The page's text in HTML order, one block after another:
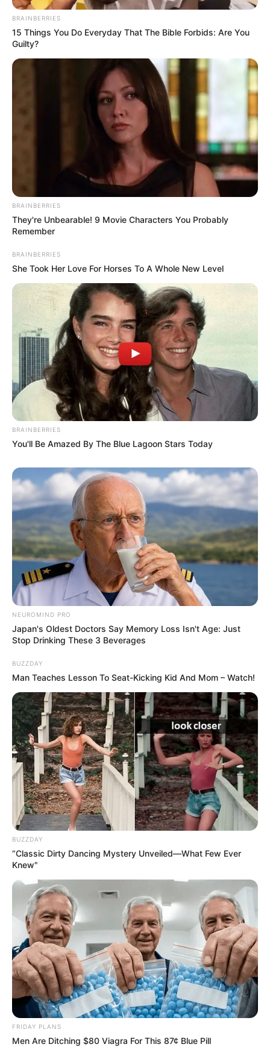
BRAINBERRIES
15 Things You Do Everyday That The Bible Forbids: Are You
Guilty?
BRAINBERRIES
They're Unbearable! 9 Movie Characters You Probably
Remember
BRAINBERRIES
She Took Her Love For Horses To A Whole New Level
BRAINBERRIES
You'll Be Amazed By The Blue Lagoon Stars Today
NEUROMIND PRO
Japan's Oldest Doctors Say Memory Loss Isn't Age: Just
Stop Drinking These 3 Beverages
BUZZDAY
Man Teaches Lesson To Seat-Kicking Kid And Mom – Watch!
BUZZDAY
“Classic Dirty Dancing Mystery Unveiled—What Few Ever
Knew"
FRIDAY PLANS
Men Are Ditching $80 Viagra For This 87¢ Blue Pill